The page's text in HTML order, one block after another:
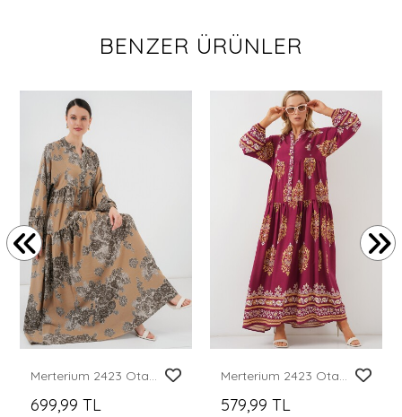
BENZER ÜRÜNLER
Merterium 2423 Otantik Desenli Tesettür Elbise - A. Vizon
699,99 TL
Merterium 2423 Otantik Desenli Tesettür Elbise - Z.Bordo
579,99 TL